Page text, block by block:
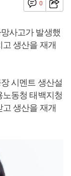
0
사고가 발생했
생산을 재개
시멘트 생산설
동청 태백지청
생산을 재개